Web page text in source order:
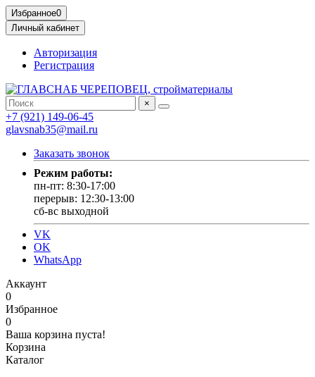
Избранное0
Личный кабинет
Авторизация
Регистрация
×
+7 (921) 149-06-45
glavsnab35@mail.ru
Заказать звонок
Режим работы:
пн-пт: 8:30-17:00
перерыв: 12:30-13:00
сб-вс выходной
VK
OK
WhatsApp
Аккаунт
0
Избранное
0
Ваша корзина пуста!
Корзина
Каталог